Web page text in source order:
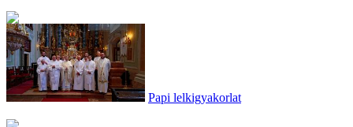
Papi lelkigyakorlat